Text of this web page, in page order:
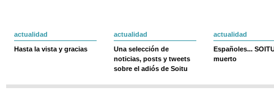
actualidad
Hasta la vista y gracias
actualidad
Una selección de
noticias, posts y tweets
sobre el adiós de Soitu
actualidad
Españoles...
muerto